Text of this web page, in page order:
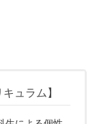
ュラム】